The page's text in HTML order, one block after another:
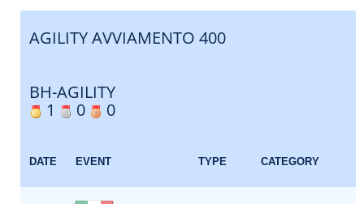
AGILITY AVVIAMENTO 400
BH-AGILITY
1
0 0
DATE EVENT TYPE CATEGORY